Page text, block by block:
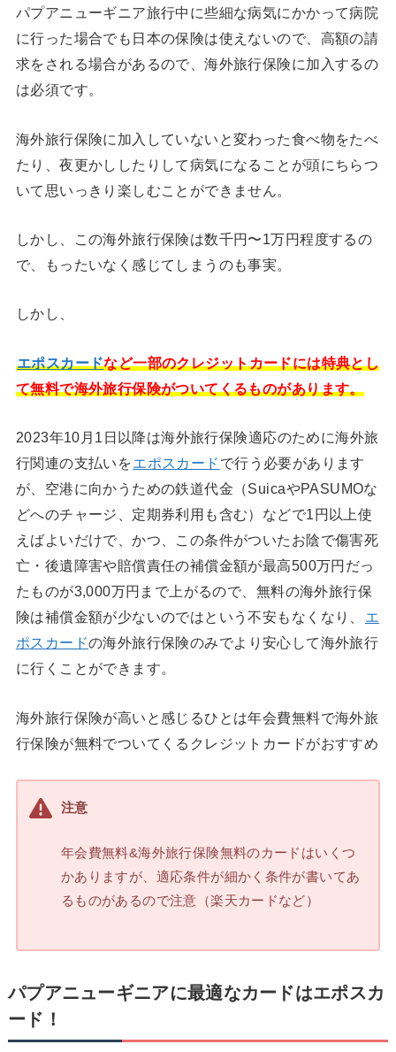
パプアニューギニア旅行中に些細な病気にかかって病院
に行った場合でも日本の保険は使えないので、高額の請
求をされる場合があるので、海外旅行保険に加入するの
は必須です。
海外旅行保険に加入していないと変わった食べ物をたべ
たり、夜更かししたりして病気になることが頭にちらつ
いて思いっきり楽しむことができません。
しかし、この海外旅行保険は数千円〜1万円程度するの
で、もったいなく感じてしまうのも事実。
しかし、
エポスカードなど一部のクレジットカードには特典とし
て無料で海外旅行保険がついてくるものがあります。
2023年10月1日以降は海外旅行保険適応のために海外旅
行関連の支払いをエポスカード で行う必要があります
が、空港に向かうための鉄道代金（SuicaやPASUMOな
どへのチャージ、定期券利用も含む）などで1円以上使
えばよいだけで、かつ、この条件がついたお陰で傷害死
亡・後遺障害や賠償責任の補償金額が最高500万円だっ
たものが3,000万円まで上がるので、無料の海外旅行保
険は補償金額が少ないのではという不安もなくなり、
エ
ポスカードの海外旅行保険のみでより安心して海外旅行
に行くことができます。
海外旅行保険が高いと感じるひとは年会費無料で海外旅
行保険が無料でついてくるクレジットカードがおすすめ
注意
年会費無料&海外旅行保険無料のカードはいくつ
かありますが、適応条件が細かく条件が書いてあ
るものがあるので注意（楽天カードなど）
パプアニューギニアに最適なカードはエポスカ
ード！